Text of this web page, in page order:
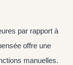
par rapport à
offre une
manuelles.